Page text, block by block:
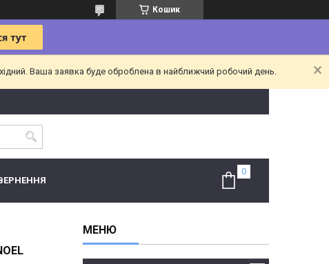
Кошик
Ваша заявка буде оброблена в найближчий робочий день.